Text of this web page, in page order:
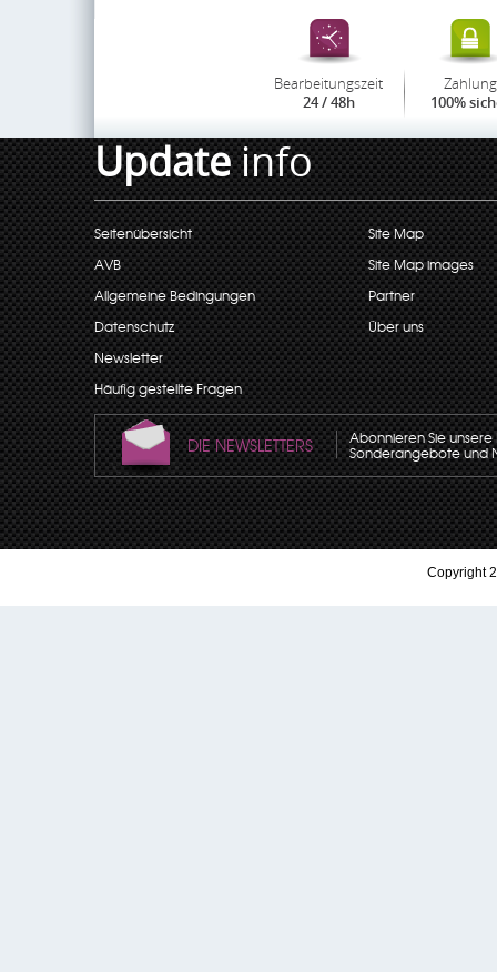
Bearbeitungszeit
24 / 48h
Zahlung
100%
Updateinfo
Seitenübersicht
AVB
Allgemeine Bedingungen
Datenschutz
Newsletter
Häufig gestellte Fragen
Site Map
Site Map images
Partner
Über uns
DIE NEWSLETTERS Abonnieren Sie
Sonderangebote und
Copyright